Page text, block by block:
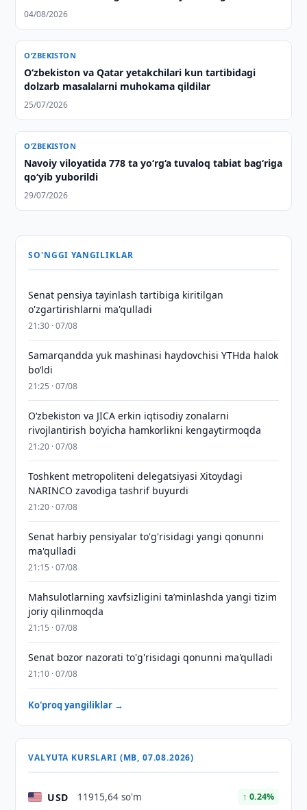
borilmoqda
04/08/2026
O‘ZBEKISTON
Oʻzbekiston va Qatar yetakchilari kun tartibidagi
dolzarb masalalarni muhokama qildilar
25/07/2026
O‘ZBEKISTON
Navoiy viloyatida 778 ta yo‘rg‘a tuvaloq tabiat bag‘riga
qo‘yib yuborildi
29/07/2026
SO'NGGI YANGILIKLAR
Senat pensiya tayinlash tartibiga kiritilgan
o'zgartirishlarni ma'qulladi
21:30 · 07/08
Samarqandda yuk mashinasi haydovchisi YTHda halok
bo‘ldi
21:25 · 07/08
Oʻzbekiston va JICA erkin iqtisodiy zonalarni
rivojlantirish boʻyicha hamkorlikni kengaytirmoqda
21:20 · 07/08
Toshkent metropoliteni delegatsiyasi Xitoydagi
NARINCO zavodiga tashrif buyurdi
21:20 · 07/08
Senat harbiy pensiyalar to'g'risidagi yangi qonunni
ma'qulladi
21:15 · 07/08
Mahsulotlarning xavfsizligini taʼminlashda yangi tizim
joriy qilinmoqda
21:15 · 07/08
Senat bozor nazorati to'g'risidagi qonunni ma'qulladi
21:10 · 07/08
Ko'proq yangiliklar →
VALYUTA KURSLARI (MB, 07.08.2026)
USD 11915,64 so'm ↑ 0.24%